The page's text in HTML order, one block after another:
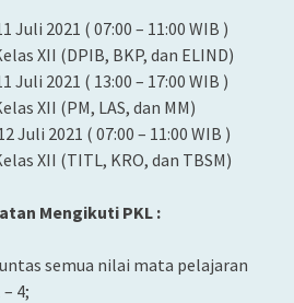
Juli 2021 ( 07:00 – 11:00 WIB )
XII (DPIB, BKP, dan ELIND)
Juli 2021 ( 13:00 – 17:00 WIB )
XII (PM, LAS, dan MM)
Juli 2021 ( 07:00 – 11:00 WIB )
XII (TITL, KRO, dan TBSM)
Mengikuti PKL :
semua nilai mata pelajaran
4;